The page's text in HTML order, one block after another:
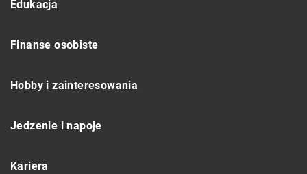
Edukacja
Finanse osobiste
Hobby i zainteresowania
Jedzenie i napoje
Kariera